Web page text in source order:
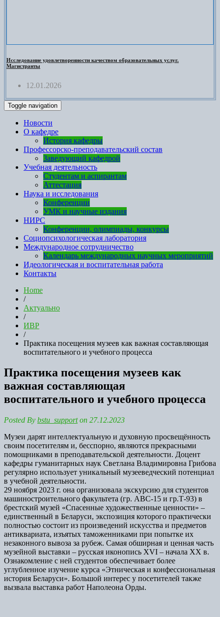
Исследование удовлетворенности качеством образовательных услуг.
Магистранты
12.01.2026
Toggle navigation
Новости
О кафедре
История кафедры
Профессорско-преподавательский состав
Заведующий кафедрой
Учебная деятельность
Студентам и аспирантам
Аттестация
Наука и исследования
Конференции
УМК и научные издания
НИРС
Конференции, олимпиады, конкурсы
Социопсихологическая лаборатория
Международное сотрудничество
Календарь международных научных мероприятий
Идеологическая и воспитательная работа
Контакты
Home
/
Актуально
/
ИВР
/
Практика посещения музеев как важная составляющая
воспитательного и учебного процесса
Практика посещения музеев как
важная составляющая
воспитательного и учебного процесса
Posted By bstu_supporton 27.12.2023
Музеи дарят интеллектуальную и духовную просвещённость
своим посетителям и, бесспорно, являются прекрасными
помощниками в преподавательской деятельности. Доцент
кафедры гуманитарных наук Светлана Владимировна Грибова
регулярно использует уникальный музееведческий потенциал
в учебной деятельности.
29 ноября 2023 г. она организовала экскурсию для студентов
машиностроительного факультета (гр. АВС-15 и гр.Т-93) в
брестский музей «Спасенные художественные ценности» –
единственный в Беларуси, экспозиция которого практически
полностью состоит из произведений искусства и предметов
антиквариата, изъятых таможенниками при попытке их
незаконного вывоза за рубеж. Самая обширная и ценная часть
музейной выставки – русская иконопись XVI – начала XX в.
Ознакомление с ней студентов обеспечивает более
углубленное изучение курса «Этническая и конфессиональная
история Беларуси». Большой интерес у посетителей также
вызвала выставка работ Наполеона Орды.